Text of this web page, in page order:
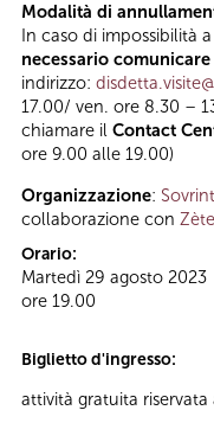
Modalità di
In caso di impossibilità
necessario
indirizzo:
17.00/ ven. ore 8.30 –
chiamare il Contact
ore 9.00 alle 19.00)
Organizzazione:
collaborazione con
Orario:
Martedì 29 agosto 2023
ore 19.00
Biglietto d'ingresso:
attività gratuita riservata